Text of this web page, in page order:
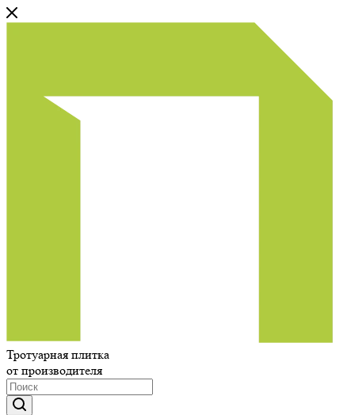
Тротуарная плитка
от производителя